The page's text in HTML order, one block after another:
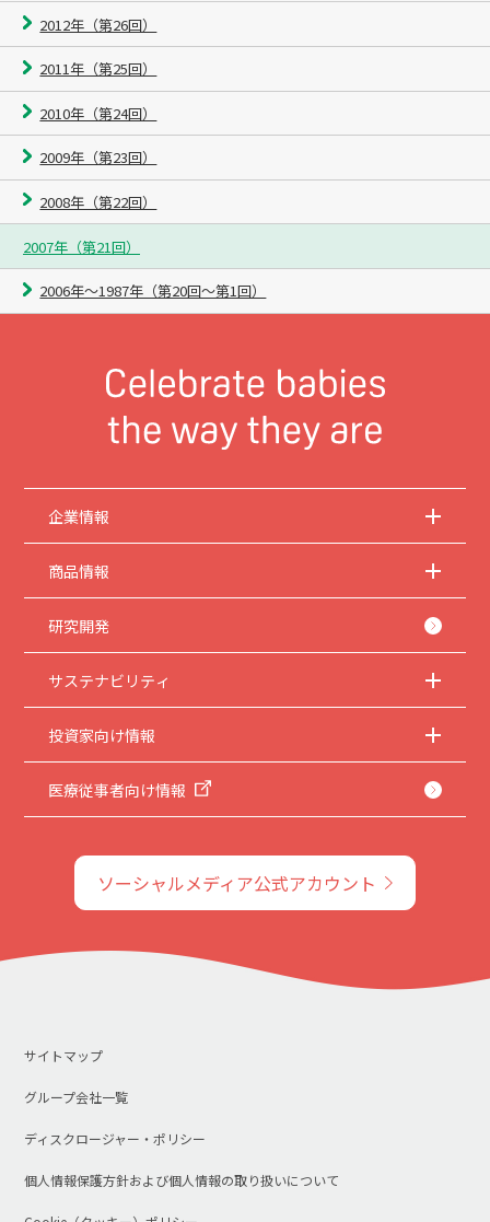
2012年（第26回）
2011年（第25回）
2010年（第24回）
2009年（第23回）
2008年（第22回）
2007年（第21回）
2006年〜1987年（第20回〜第1回）
企業情報
商品情報
研究開発
サステナビリティ
投資家向け情報
医療従事者向け情報
ソーシャルメディア公式アカウント
サイトマップ
グループ会社一覧
ディスクロージャー・ポリシー
個人情報保護方針および個人情報の取り扱いについて